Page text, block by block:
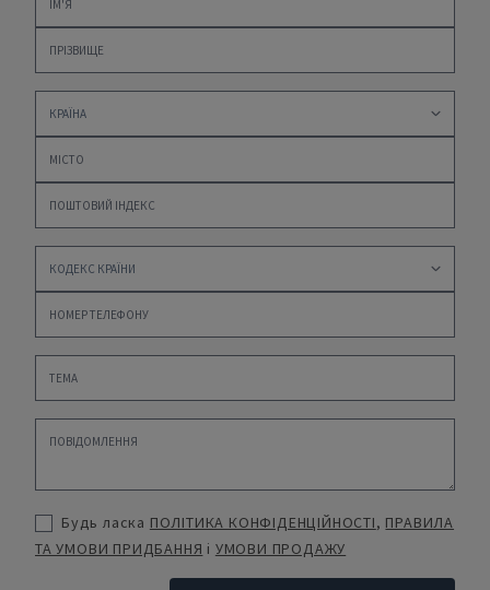
Будь ласка ПОЛІТИКА КОНФІДЕНЦІЙНОСТІ, ПРАВИЛА
ТА УМОВИ ПРИДБАННЯ і УМОВИ ПРОДАЖУ